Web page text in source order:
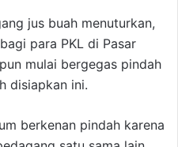
jus buah menuturkan,
para PKL di Pasar
mulai bergegas pindah
disiapkan ini.
berkenan pindah karena